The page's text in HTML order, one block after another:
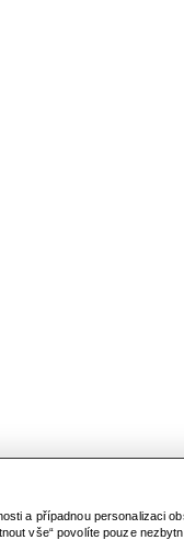
a případnou personalizaci
vše“ povolíte pouze